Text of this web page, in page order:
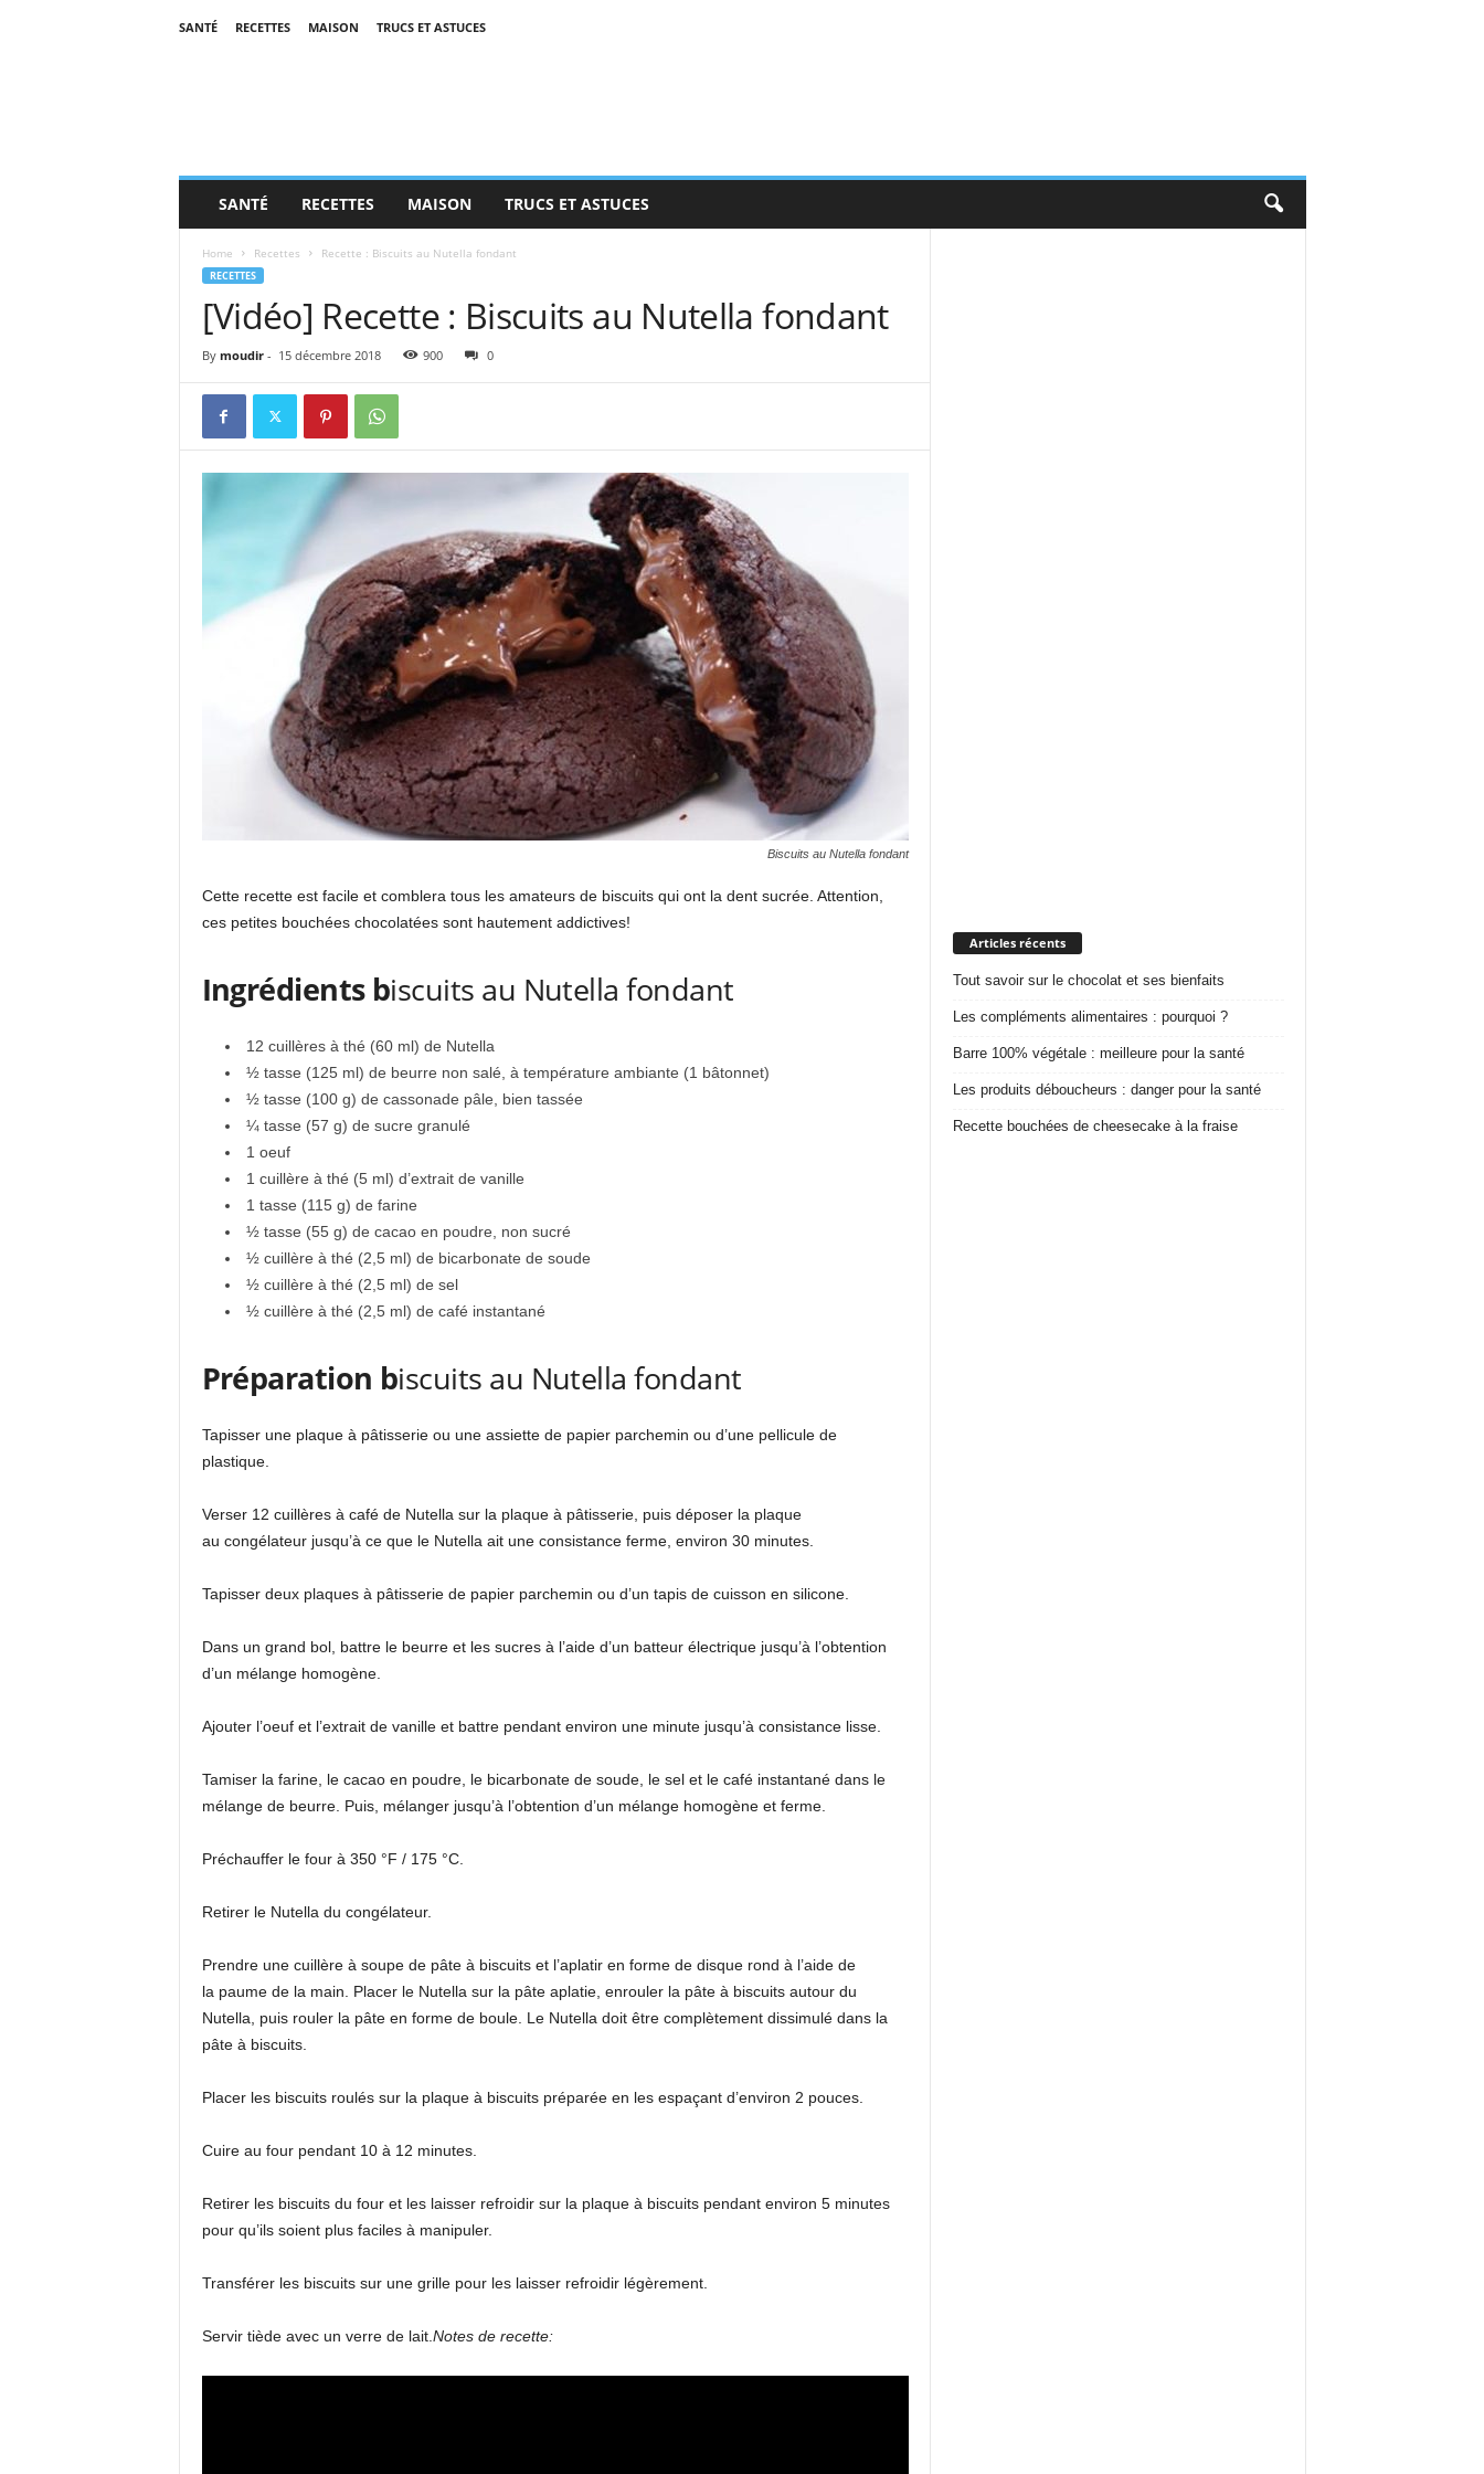
SANTÉ RECETTES MAISON TRUCS ET ASTUCES
SANTÉ RECETTES MAISON TRUCS ET ASTUCES
Home Recettes Recette : Biscuits au Nutella fondant
RECETTES
[Vidéo] Recette : Biscuits au Nutella fondant
By moudir- 15 décembre 2018 900 0
Biscuits au Nutella fondant
Cette recette est facile et comblera tous les amateurs de biscuits qui ont la dent sucrée. Attention,
ces petites bouchées chocolatées sont hautement addictives!
Ingrédients biscuits au Nutella fondant
12 cuillères à thé (60 ml) de Nutella
½ tasse (125 ml) de beurre non salé, à température ambiante (1 bâtonnet)
½ tasse (100 g) de cassonade pâle, bien tassée
¼ tasse (57 g) de sucre granulé
1 oeuf
1 cuillère à thé (5 ml) d’extrait de vanille
1 tasse (115 g) de farine
½ tasse (55 g) de cacao en poudre, non sucré
½ cuillère à thé (2,5 ml) de bicarbonate de soude
½ cuillère à thé (2,5 ml) de sel
½ cuillère à thé (2,5 ml) de café instantané
Préparation biscuits au Nutella fondant
Tapisser une plaque à pâtisserie ou une assiette de papier parchemin ou d’une pellicule de
plastique.
Verser 12 cuillères à café de Nutella sur la plaque à pâtisserie, puis déposer la plaque
au congélateur jusqu’à ce que le Nutella ait une consistance ferme, environ 30 minutes.
Tapisser deux plaques à pâtisserie de papier parchemin ou d’un tapis de cuisson en silicone.
Dans un grand bol, battre le beurre et les sucres à l’aide d’un batteur électrique jusqu’à l’obtention
d’un mélange homogène.
Ajouter l’oeuf et l’extrait de vanille et battre pendant environ une minute jusqu’à consistance lisse.
Tamiser la farine, le cacao en poudre, le bicarbonate de soude, le sel et le café instantané dans le
mélange de beurre. Puis, mélanger jusqu’à l’obtention d’un mélange homogène et ferme.
Préchauffer le four à 350 °F / 175 °C.
Retirer le Nutella du congélateur.
Prendre une cuillère à soupe de pâte à biscuits et l’aplatir en forme de disque rond à l’aide de
la paume de la main. Placer le Nutella sur la pâte aplatie, enrouler la pâte à biscuits autour du
Nutella, puis rouler la pâte en forme de boule. Le Nutella doit être complètement dissimulé dans la
pâte à biscuits.
Placer les biscuits roulés sur la plaque à biscuits préparée en les espaçant d’environ 2 pouces.
Cuire au four pendant 10 à 12 minutes.
Retirer les biscuits du four et les laisser refroidir sur la plaque à biscuits pendant environ 5 minutes
pour qu’ils soient plus faciles à manipuler.
Transférer les biscuits sur une grille pour les laisser refroidir légèrement.
Servir tiède avec un verre de lait. Notes de recette:
Articles récents
Tout savoir sur le chocolat et ses bienfaits
Les compléments alimentaires : pourquoi ?
Barre 100% végétale : meilleure pour la santé
Les produits déboucheurs : danger pour la santé
Recette bouchées de cheesecake à la fraise